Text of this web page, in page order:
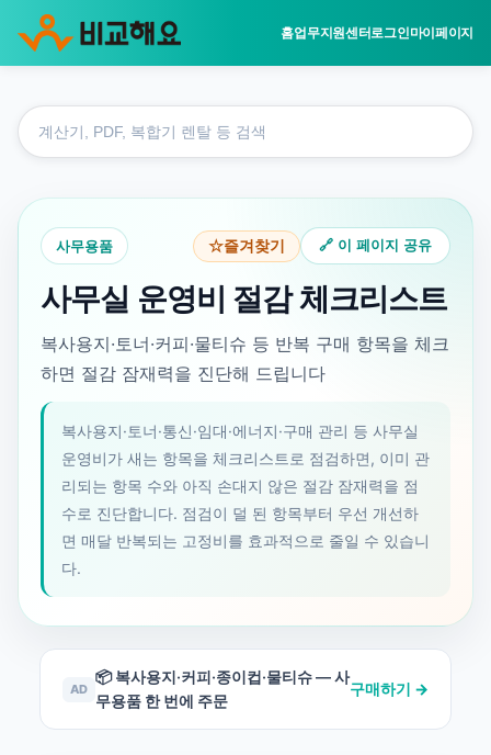
홈업무지원센터로그인마이페이지
업무지원센터
사무용품
사무실 운영비 절감 체크리스트
구
검
사무용품 ☆즐겨찾기 🔗 이 페이지 공유
사무실 운영비 절감 체크리스트
복사용지·토너·커피·물티슈 등 반복 구매 항목을 체크
하면 절감 잠재력을 진단해 드립니다
복사용지·토너·통신·임대·에너지·구매 관리 등 사무실
운영비가 새는 항목을 체크리스트로 점검하면, 이미 관
리되는 항목 수와 아직 손대지 않은 절감 잠재력을 점
수로 진단합니다. 점검이 덜 된 항목부터 우선 개선하
면 매달 반복되는 고정비를 효과적으로 줄일 수 있습니
다.
AD
📦 복사용지·커피·종이컵·물티슈 — 사
무용품 한 번에 주문
구매하기 →